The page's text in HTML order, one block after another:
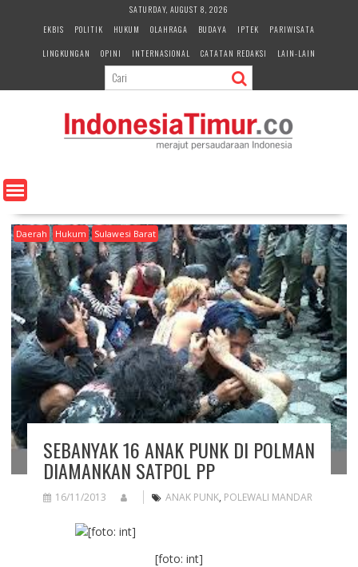
e
n
SATURDAY, AUGUST 8, 2026
EKBIS
POLITIK HUKUM OLAHRAGA BUDAYA IPTEK
PARIWISATA
LINGKUNGAN
OPINI INTERNASIONAL CATATAN REDAKSI LAIN-LAIN
Daerah Hukum Sulawesi Barat
SEBANYAK 16 ANAK PUNK DI POLMAN
DIAMANKAN SATPOL PP
16/11/2013 ANAK PUNK, POLEWALI MANDAR
[foto: int]